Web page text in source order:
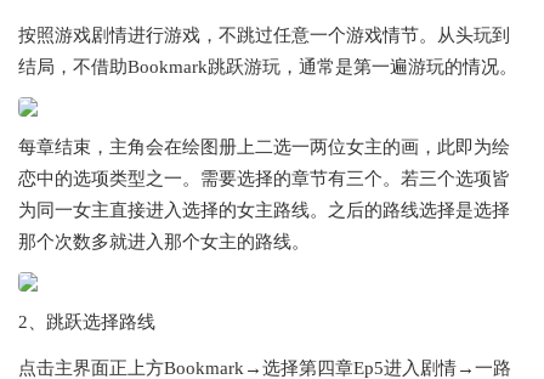
按照游戏剧情进行游戏，不跳过任意一个游戏情节。从头玩到
结局，不借助Bookmark跳跃游玩，通常是第一遍游玩的情况。
每章结束，主角会在绘图册上二选一两位女主的画，此即为绘
恋中的选项类型之一。需要选择的章节有三个。若三个选项皆
为同一女主直接进入选择的女主路线。之后的路线选择是选择
那个次数多就进入那个女主的路线。
2、跳跃选择路线
点击主界面正上方Bookmark→选择第四章Ep5进入剧情→一路